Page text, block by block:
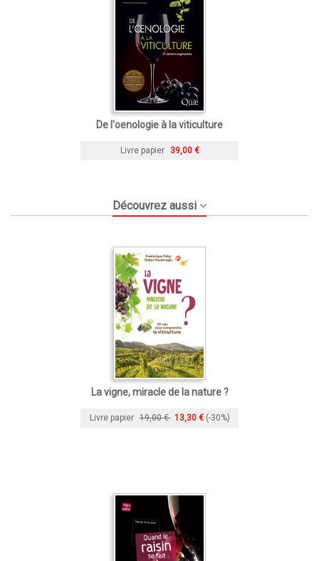
De l'oenologie à la viticulture
Livre papier 39,00 €
Découvrez aussi
La vigne, miracle de la nature ?
Livre papier 19,00 € 13,30 € (-30%)